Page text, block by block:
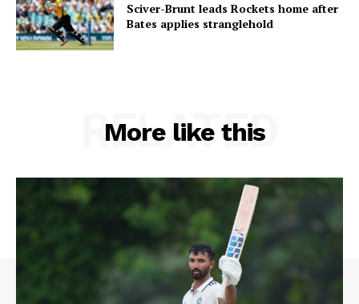
Sciver-Brunt leads Rockets home after
Bates applies stranglehold
More like this
RELATED